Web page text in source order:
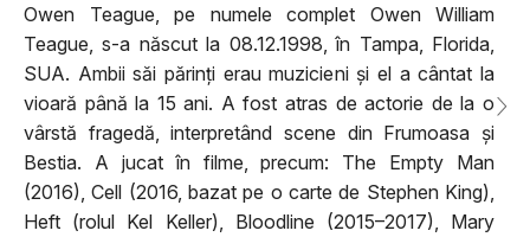
Owen Teague, pe numele complet Owen William
Teague, s-a născut la 08.12.1998, în Tampa, Florida,
SUA. Ambii săi părinți erau muzicieni și el a cântat la
vioară până la 15 ani. A fost atras de actorie de la o
vârstă fragedă, interpretând scene din Frumoasa și
Bestia. A jucat în filme, precum: The Empty Man
(2016), Cell (2016, bazat pe o carte de Stephen King),
Heft (rolul Kel Keller), Bloodline (2015–2017), Mary